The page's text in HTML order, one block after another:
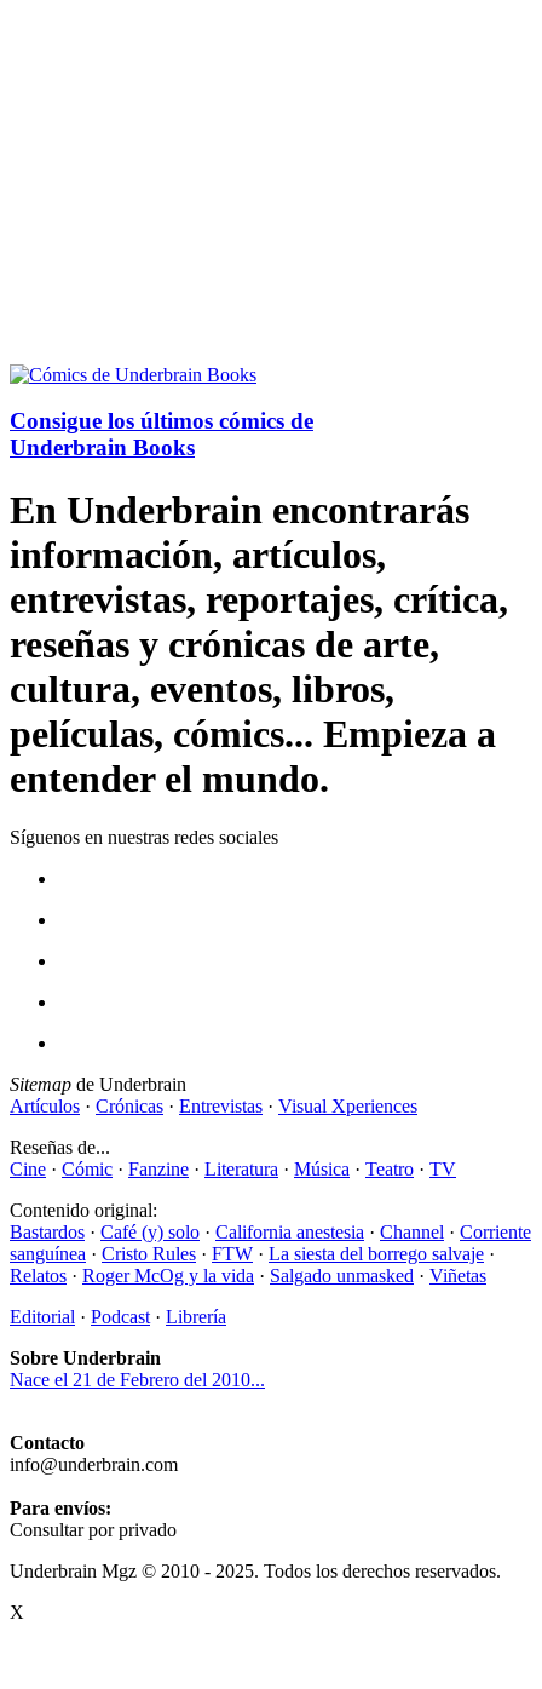
Consigue los últimos cómics de
Underbrain Books
En Underbrain encontrarás
información, artículos,
entrevistas, reportajes, crítica,
reseñas y crónicas de arte,
cultura, eventos, libros,
películas, cómics... Empieza a
entender el mundo.
Síguenos en nuestras redes sociales
Sitemap de Underbrain
Artículos · Crónicas · Entrevistas · Visual Xperiences
Reseñas de...
Cine · Cómic · Fanzine · Literatura · Música · Teatro · TV
Contenido original:
Bastardos · Café (y) solo · California anestesia · Channel · Corriente
sanguínea · Cristo Rules · FTW · La siesta del borrego salvaje ·
Relatos · Roger McOg y la vida · Salgado unmasked · Viñetas
Editorial · Podcast · Librería
Sobre Underbrain
Nace el 21 de Febrero del 2010...
Contacto
info@underbrain.com
Para envíos:
Consultar por privado
Underbrain Mgz © 2010 - 2025. Todos los derechos reservados.
X